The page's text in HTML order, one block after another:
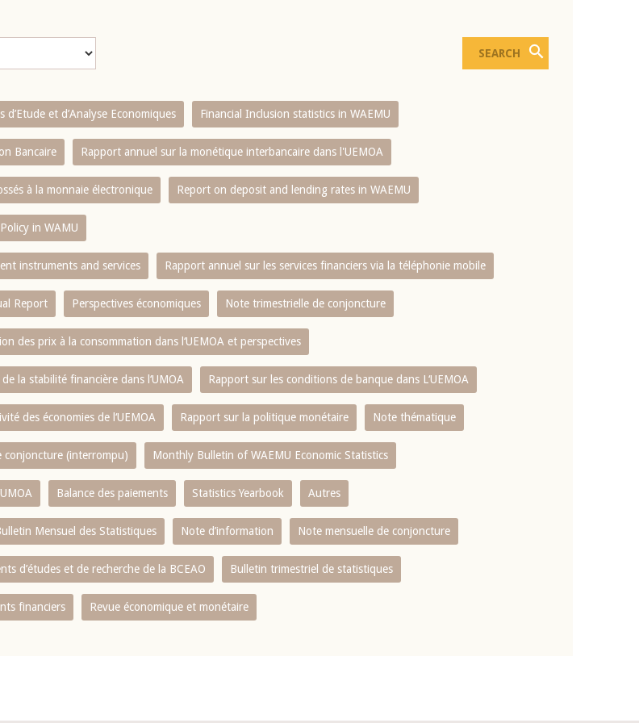
d’Etude et d’Analyse Economiques Financial Inclusion statistics in WAEMU
Bancaire Rapport annuel sur la monétique interbancaire dans l'UEMOA
à la monnaie électronique Report on deposit and lending rates in WAEMU
in WAMU
instruments and services Rapport annuel sur les services financiers via la téléphonie mobile
Report Perspectives économiques Note trimestrielle de conjoncture
des prix à la consommation dans l‘UEMOA et perspectives
de la stabilité financière dans l‘UMOA Rapport sur les conditions de banque dans L‘UEMOA
des économies de l‘UEMOA Rapport sur la politique monétaire Note thématique
conjoncture (interrompu) Monthly Bulletin of WAEMU Economic Statistics
Balance des paiements Statistics Yearbook Autres
Mensuel des Statistiques Note d’information Note mensuelle de conjoncture
d’études et de recherche de la BCEAO Bulletin trimestriel de statistiques
financiers Revue économique et monétaire